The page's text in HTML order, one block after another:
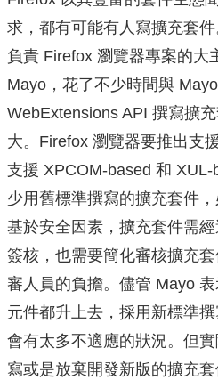
求，都有可能有人寫擴充套
負責 Firefox 瀏覽器專案的大
Mayo，花了不少時間與
WebExtensions API 撰寫擴
大。Firefox 瀏覽器要推出支
支援 XPCOM-based 和
少用舊標準撰寫的擴充套件
基於安全因素，擴充套件需
簽核，也需要簡化審核擴充
審人員的負擔。儘管 Mayo
元件都升上去，採用新標準
會有太多不適應的狀況。但
寫或是放棄開發新版的擴充套